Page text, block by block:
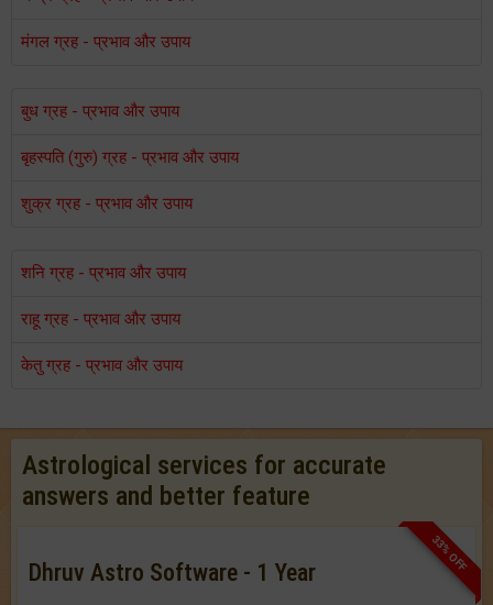
मंगल ग्रह - प्रभाव और उपाय
बुध ग्रह - प्रभाव और उपाय
बृहस्पति (गुरु) ग्रह - प्रभाव और उपाय
शुक्र ग्रह - प्रभाव और उपाय
शनि ग्रह - प्रभाव और उपाय
राहू ग्रह - प्रभाव और उपाय
केतु ग्रह - प्रभाव और उपाय
Astrological services for accurate
answers and better feature
33% OFF
Dhruv Astro Software - 1 Year